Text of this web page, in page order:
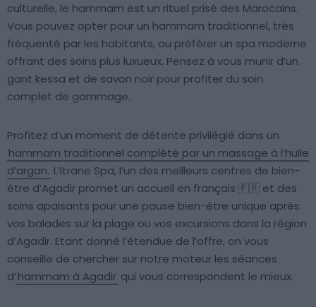
culturelle, le hammam est un rituel prisé des Marocains.
Vous pouvez opter pour un hammam traditionnel, très
fréquenté par les habitants, ou préférer un spa moderne
offrant des soins plus luxueux. Pensez à vous munir d’un
gant kessa et de savon noir pour profiter du soin
complet de gommage.
Profitez d’un moment de détente privilégié dans un
hammam traditionnel complété par un massage à l’huile
d’argan. L’Itrane Spa, l’un des meilleurs centres de bien-
être d’Agadir promet un accueil en français 🇫🇷 et des
soins apaisants pour une pause bien-être unique après
vos balades sur la plage ou vos excursions dans la région
d’Agadir. Etant donné l’étendue de l’offre, on vous
conseille de chercher sur notre moteur les séances
d’hammam à Agadir qui vous correspondent le mieux.